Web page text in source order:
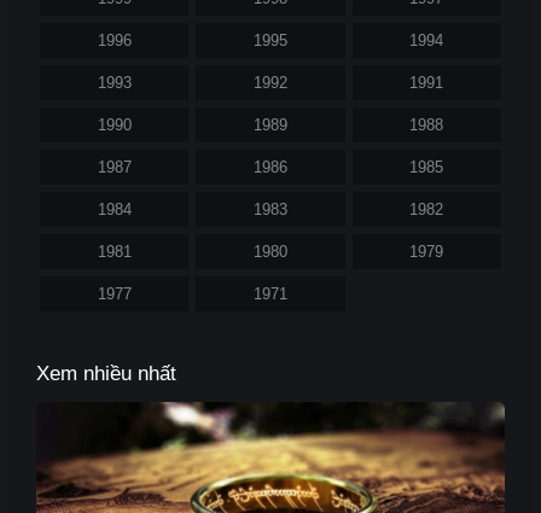
1996 1995 1994
1993 1992 1991
1990 1989 1988
1987 1986 1985
1984 1983 1982
1981 1980 1979
1977 1971
Xem nhiều nhất